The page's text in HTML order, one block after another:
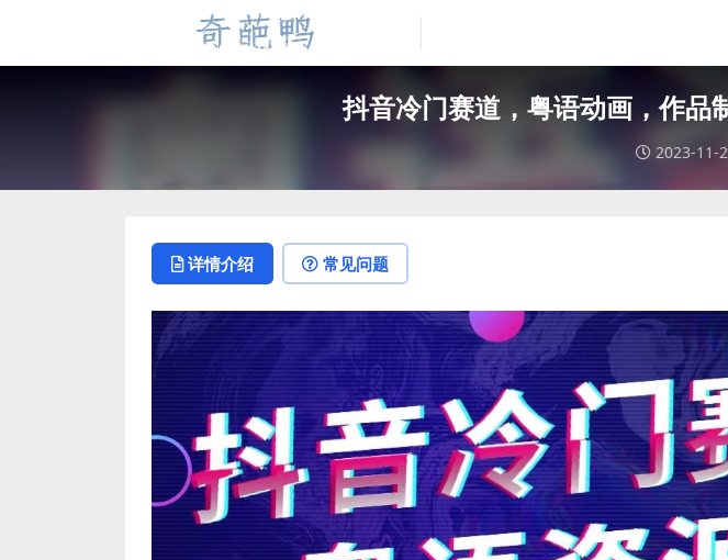
抖音冷门赛道，粤语动画，作品
2023-11-
详情介绍 常见问题